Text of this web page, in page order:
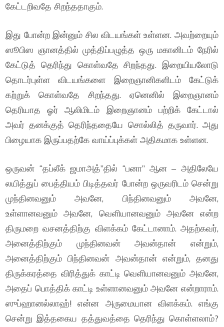
கேட்டறிவதே சிறந்ததாகும்.
இது போன்ற இன்னும் சில விடயங்கள் உள்ளன. அவற்றையும்
ஸூபிஸ ஞானத்தில் முத்திப்பழுத்த ஒரு மகானிடம் நேரில்
கேட்டுத் தெரிந்து கொள்வதே சிறந்தது. இறையியலோடு
தொடர்புள்ள விடயங்களை இறைஞானிகளிடம் கேட்டுக்
கற்றுக் கொள்வதே சிறந்தது. ஏனெனில் இறைஞானம்
தெரியாத ஓர் ஆலிமிடம் இறைஞானம் பற்றிக் கேட்டால்
அவர் தனக்குத் தெரிந்ததையே சொல்லித் தருவார். அது
பிழையாக இருப்பதற்கே வாய்ப்புக்கள் அதிகமாக உள்ளன.
ஒருவன் “தப்லீக் ஜமாஅத்”தில் “பனா” ஆன – அதிலேயே
லயித்துப் பைத்தியம் பிடித்தவர் போன்ற ஒருவரிடம் சென்று
முந்தினவனும் அவனே, பிந்தினவனும் அவனே,
உள்ளானவனும் அவனே, வெளியானவனும் அவனே என்ற
திருமறை வசனத்திற்கு விளக்கம் கேட்டானாம். அதற்கவர்,
அனைத்திற்கும் முந்தினவன் அவன்தான் என்றும்,
அனைத்திற்கும் பிந்தினவன் அவன்தான் என்றும், தனது
திருக்கரத்தை விரித்துக் காட்டி வெளியானவனும் அவனே,
அதைப் பொத்திக் காட்டி உள்ளானவனும் அவனே என்றாராம்.
ஸுப்ஹானல்லாஹ்! என்ன அருமையான விளக்கம். எங்கு
சென்று இத்தகைய தத்துவத்தை தெரிந்து கொள்ளலாம்?